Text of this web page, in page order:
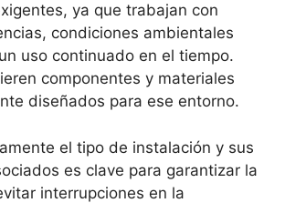
ya que trabajan con
condiciones ambientales
uso continuado en el tiempo.
componentes y materiales
diseñados para ese entorno.
el tipo de instalación y sus
es clave para garantizar la
interrupciones en la